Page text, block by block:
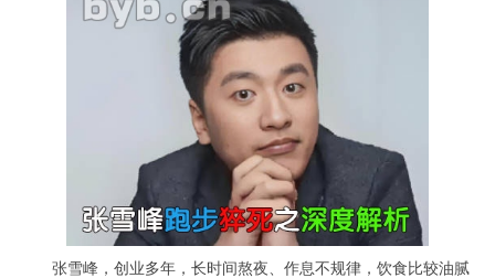
张雪峰，创业多年，长时间熬夜、作息不规律，饮食比较油腻